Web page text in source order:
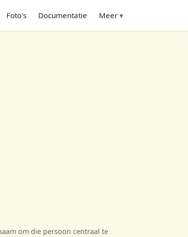
Foto's Documentatie Meer
om die persoon centraal te